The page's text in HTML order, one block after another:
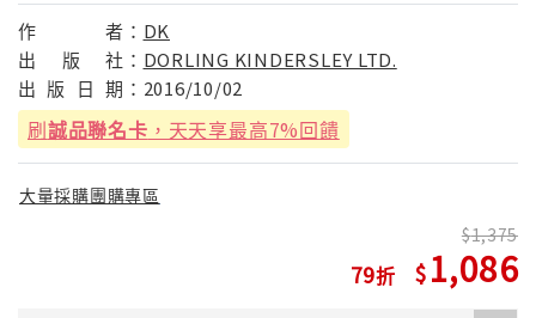
作 者： DK
出
版 社： DORLING KINDERSLEY LTD.
出 版 日 期： 2016/10/02
刷誠品聯名卡 ，天天享最高7%回饋
大量採購團購專區
79
1,375
1,086